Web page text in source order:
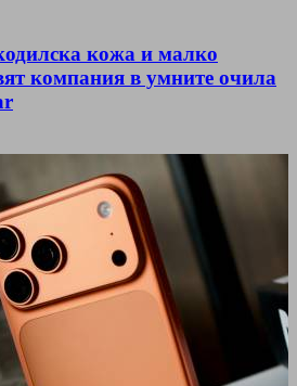
кожа и малко
компания в умните очила